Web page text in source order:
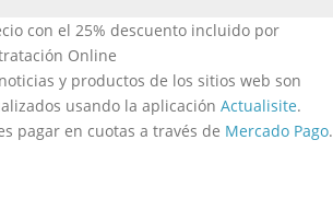
con el 25% descuento incluido por
Online
y productos de los sitios web son
usando la aplicaciónActualisite.
pagar en cuotas a través de Mercado Pago.